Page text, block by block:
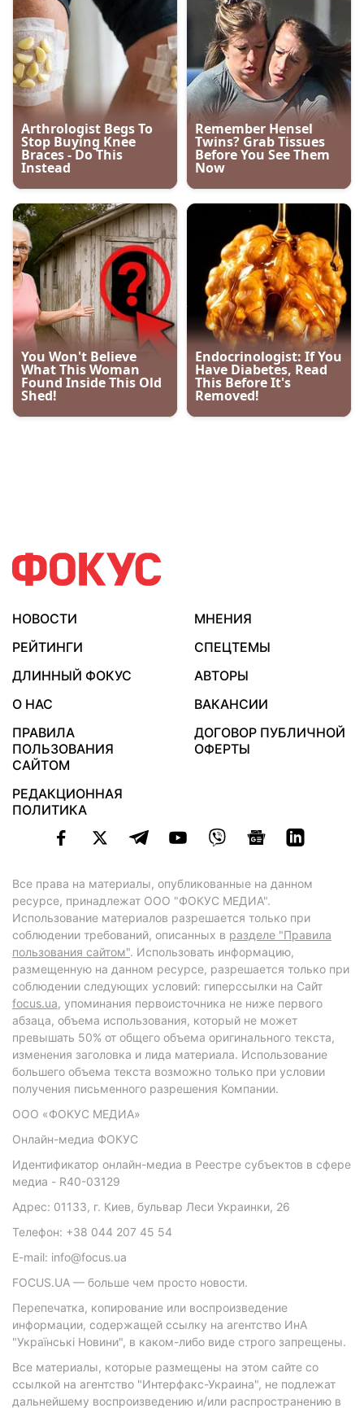
НОВОСТИ
МНЕНИЯ
РЕЙТИНГИ
СПЕЦТЕМЫ
ДЛИННЫЙ ФОКУС
АВТОРЫ
О НАС
ВАКАНСИИ
ПРАВИЛА
ПОЛЬЗОВАНИЯ
САЙТОМ
ДОГОВОР ПУБЛИЧНОЙ
ОФЕРТЫ
РЕДАКЦИОННАЯ
ПОЛИТИКА
Все права на материалы, опубликованные на данном
ресурсе, принадлежат ООО "ФОКУС МЕДИА".
Использование материалов разрешается только при
соблюдении требований, описанных в разделе "Правила
пользования сайтом". Использовать информацию,
размещенную на данном ресурсе, разрешается только при
соблюдении следующих условий: гиперссылки на Сайт
focus.ua, упоминания первоисточника не ниже первого
абзаца, объема использования, который не может
превышать 50% от общего объема оригинального текста,
изменения заголовка и лида материала. Использование
большего объема текста возможно только при условии
получения письменного разрешения Компании.
ООО «ФОКУС МЕДИА»
Онлайн-медиа ФОКУС
Идентификатор онлайн-медиа в Реестре субъектов в сфере
медиа - R40-03129
Адрес: 01133, г. Киев, бульвар Леси Украинки, 26
Телефон: +38 044 207 45 54
E-mail: info@focus.ua
FOCUS.UA — больше чем просто новости.
Перепечатка, копирование или воспроизведение
информации, содержащей ссылку на агентство ИнА
"Українські Новини", в каком-либо виде строго запрещены.
Все материалы, которые размещены на этом сайте со
ссылкой на агентство "Интерфакс-Украина", не подлежат
дальнейшему воспроизведению и/или распространению в